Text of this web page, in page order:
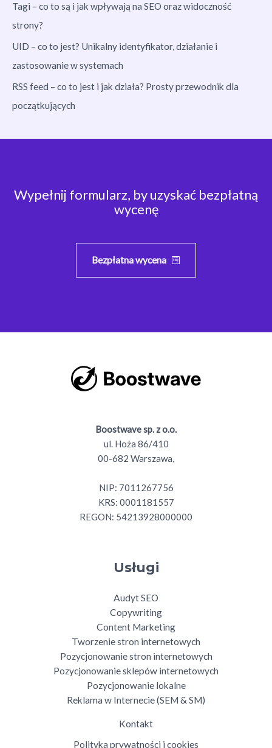
Tagi – co to są i jak wpływają na SEO oraz widoczność
strony?
UID – co to jest? Unikalny identyfikator, działanie i
zastosowanie w systemach
RSS feed – co to jest i jak działa? Prosty przewodnik dla
początkujących
Wypełnij formularz, by uzyskać bezpłatną
wycenę
Bezpłatna wycena
Boostwave sp. z o.o.
ul. Hoża 86/410
00-682 Warszawa,
NIP: 7011267756
KRS: 0001181557
REGON: 54213928000000
Usługi
Audyt SEO
Copywriting
Content Marketing
Tworzenie stron internetowych
Pozycjonowanie stron internetowych
Pozycjonowanie sklepów internetowych
Pozycjonowanie lokalne
Reklama w Internecie (SEM & SM)
Kontakt
Polityka prywatności i cookies